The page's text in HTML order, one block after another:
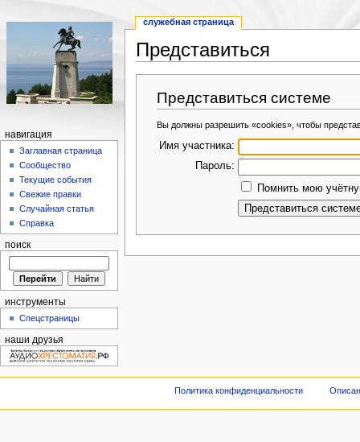
Представиться
Представиться системе
Вы должны разрешить «cookies», чтобы
Имя участника:
Пароль:
Помнить мою
служебная страница
навигация
Заглавная страница
Сообщество
Текущие события
Свежие правки
Случайная статья
Справка
поиск
инструменты
Спецстраницы
наши друзья
Политика конфиденциальности